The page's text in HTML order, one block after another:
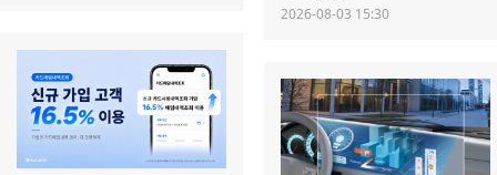
2026-08-03 15:30